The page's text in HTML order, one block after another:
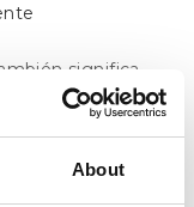
About
significa
actuar